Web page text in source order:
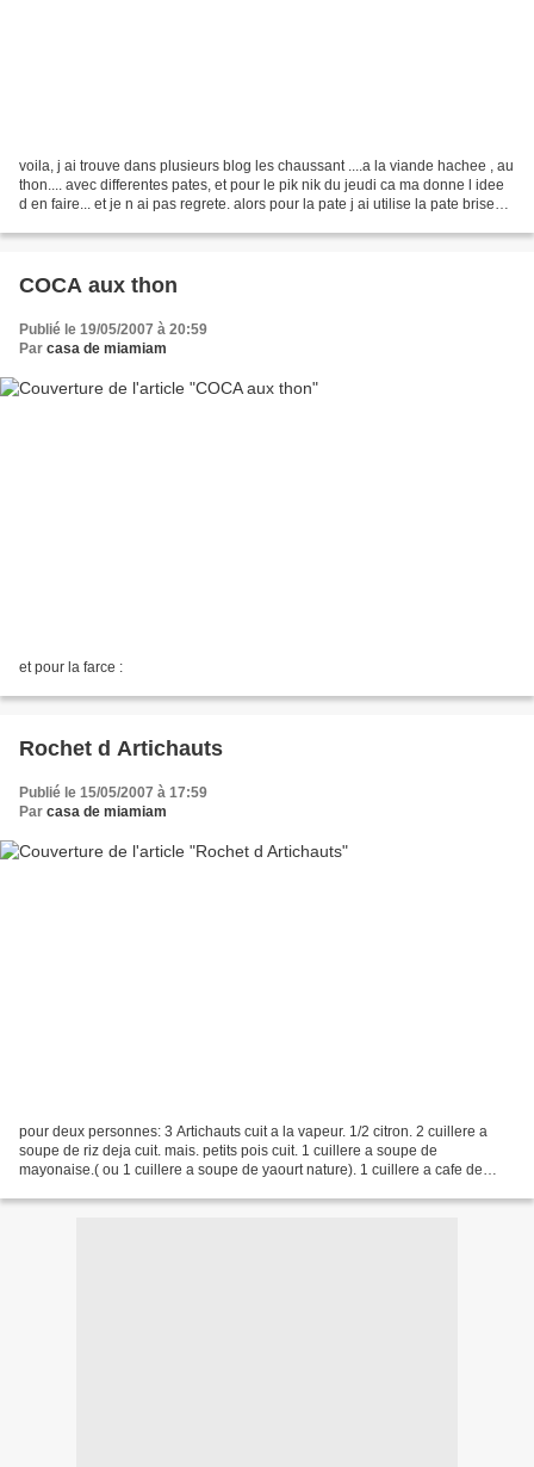
voila, j ai trouve dans plusieurs blog les chaussant ....a la viande hachee , au
thon.... avec differentes pates, et pour le pik nik du jeudi ca ma donne l idee
d en faire... et je n ai pas regrete. alors pour la pate j ai utilise la pate brisee,
COCA aux thon
Publié le 19/05/2007 à 20:59
Par casa de miamiam
et pour la farce :
Rochet d Artichauts
Publié le 15/05/2007 à 17:59
Par casa de miamiam
pour deux personnes: 3 Artichauts cuit a la vapeur. 1/2 citron. 2 cuillere a
soupe de riz deja cuit. mais. petits pois cuit. 1 cuillere a soupe de
mayonaise.( ou 1 cuillere a soupe de yaourt nature). 1 cuillere a cafe de